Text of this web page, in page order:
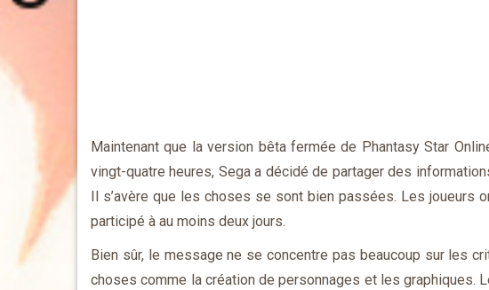
Maintenant que la version bêta fermée de Phantasy Star
vingt-quatre heures, Sega a décidé de partager des
Il s’avère que les choses se sont bien passées. Les joueurs
participé à au moins deux jours.
Bien sûr, le message ne se concentre pas beaucoup sur les
choses comme la création de personnages et les graphiques.